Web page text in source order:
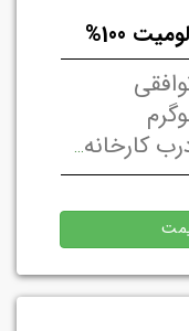
100%
تحویل درب کارخانه/ انبار فروشنده تهران, ایران